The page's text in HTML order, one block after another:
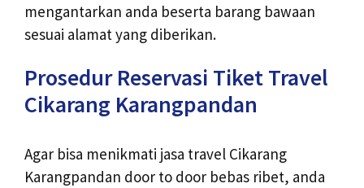
mengantarkan anda beserta barang bawaan
sesuai alamat yang diberikan.
Prosedur Reservasi Tiket Travel
Cikarang Karangpandan
Agar bisa menikmati jasa travel Cikarang
Karangpandan door to door bebas ribet, anda